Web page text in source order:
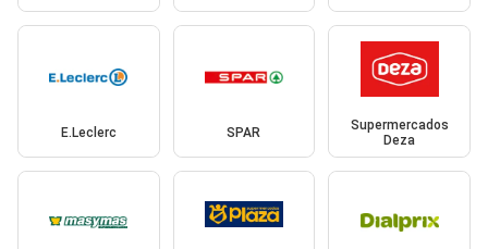
E.Leclerc SPAR
Supermercados
Deza